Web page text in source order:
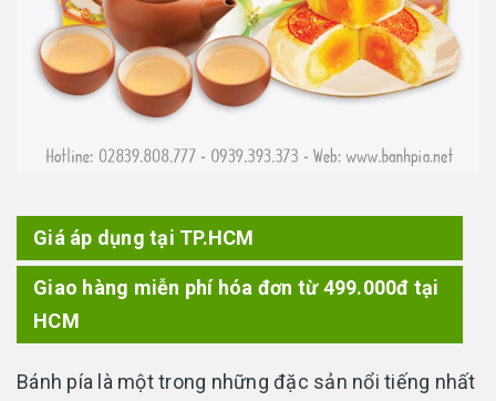
Giá áp dụng tại TP.HCM
Giao hàng miễn phí hóa đơn từ 499.000đ tại
HCM
Bánh pía là một trong những đặc sản nổi tiếng nhất